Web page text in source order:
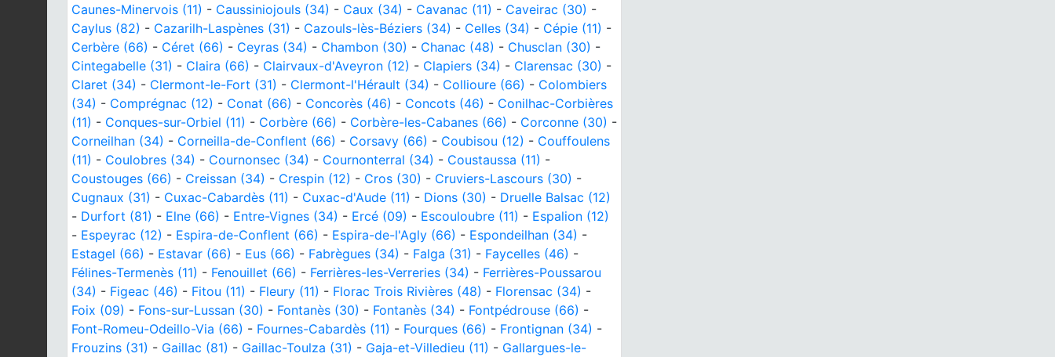
Caunes-Minervois (11) - Caussiniojouls (34) - Caux (34) - Cavanac (11) - Caveirac (30) -
Caylus (82) - Cazarilh-Laspènes (31) - Cazouls-lès-Béziers (34) - Celles (34) - Cépie (11) -
Cerbère (66) - Céret (66) - Ceyras (34) - Chambon (30) - Chanac (48) - Chusclan (30) -
Cintegabelle (31) - Claira (66) - Clairvaux-d'Aveyron (12) - Clapiers (34) - Clarensac (30) -
Claret (34) - Clermont-le-Fort (31) - Clermont-l'Hérault (34) - Collioure (66) - Colombiers
(34) - Comprégnac (12) - Conat (66) - Concorès (46) - Concots (46) - Conilhac-Corbières
(11) - Conques-sur-Orbiel (11) - Corbère (66) - Corbère-les-Cabanes (66) - Corconne (30) -
Corneilhan (34) - Corneilla-de-Conflent (66) - Corsavy (66) - Coubisou (12) - Couffoulens
(11) - Coulobres (34) - Cournonsec (34) - Cournonterral (34) - Coustaussa (11) -
Coustouges (66) - Creissan (34) - Crespin (12) - Cros (30) - Cruviers-Lascours (30) -
Cugnaux (31) - Cuxac-Cabardès (11) - Cuxac-d'Aude (11) - Dions (30) - Druelle Balsac (12)
- Durfort (81) - Elne (66) - Entre-Vignes (34) - Ercé (09) - Escouloubre (11) - Espalion (12)
- Espeyrac (12) - Espira-de-Conflent (66) - Espira-de-l'Agly (66) - Espondeilhan (34) -
Estagel (66) - Estavar (66) - Eus (66) - Fabrègues (34) - Falga (31) - Faycelles (46) -
Félines-Termenès (11) - Fenouillet (66) - Ferrières-les-Verreries (34) - Ferrières-Poussarou
(34) - Figeac (46) - Fitou (11) - Fleury (11) - Florac Trois Rivières (48) - Florensac (34) -
Foix (09) - Fons-sur-Lussan (30) - Fontanès (30) - Fontanès (34) - Fontpédrouse (66) -
Font-Romeu-Odeillo-Via (66) - Fournes-Cabardès (11) - Fourques (66) - Frontignan (34) -
Frouzins (31) - Gaillac (81) - Gaillac-Toulza (31) - Gaja-et-Villedieu (11) - Gallargues-le-